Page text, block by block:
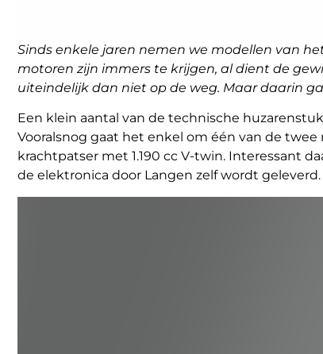
Sinds enkele jaren nemen we modellen van
motoren zijn immers te krijgen, al dient de
uiteindelijk dan niet op de weg. Maar daarin
Een klein aantal van de technische
Vooralsnog gaat het enkel om één van de
krachtpatser met 1.190 cc V-twin. Interessant
de elektronica door Langen zelf wordt geleverd.